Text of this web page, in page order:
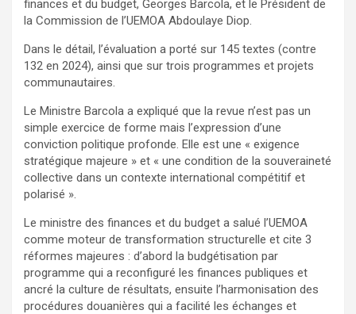
finances et du budget, Georges Barcola, et le Président de
la Commission de l’UEMOA Abdoulaye Diop.
Dans le détail, l’évaluation a porté sur 145 textes (contre
132 en 2024), ainsi que sur trois programmes et projets
communautaires.
Le Ministre Barcola a expliqué que la revue n’est pas un
simple exercice de forme mais l’expression d’une
conviction politique profonde. Elle est une « exigence
stratégique majeure » et « une condition de la souveraineté
collective dans un contexte international compétitif et
polarisé ».
Le ministre des finances et du budget a salué l’UEMOA
comme moteur de transformation structurelle et cite 3
réformes majeures : d’abord la budgétisation par
programme qui a reconfiguré les finances publiques et
ancré la culture de résultats, ensuite l’harmonisation des
procédures douanières qui a facilité les échanges et